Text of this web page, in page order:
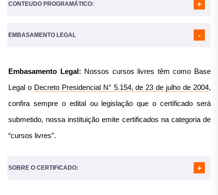
CONTEUDO PROGRAMÁTICO:
MÓDULO 02- TIPOS DE PLANEJAMENTO
MÓDULO 06- TOMADA DE DECISÕES
ESTRATÉGICO
MÓDULO 08- MOTIVAÇÃO X PLANEJAMENTO
EMBASAMENTO LEGAL
Embasamento Legal: Nossos cursos livres têm como Base
Legal o Decreto Presidencial N° 5.154, de 23 de julho de 2004,
confira sempre o edital ou legislação que o certificado será
submetido, nossa instituição emite certificados na categoria de
“cursos livres”.
SOBRE O CERTIFICADO: